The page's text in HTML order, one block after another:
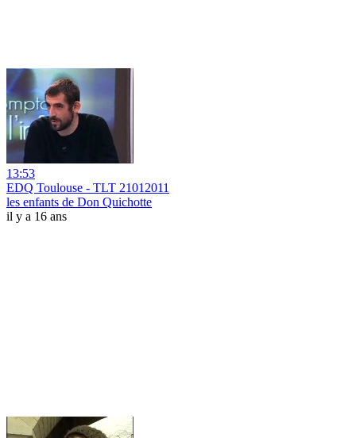
13:53
EDQ Toulouse - TLT 21012011
les enfants de Don Quichotte
il y a 16 ans